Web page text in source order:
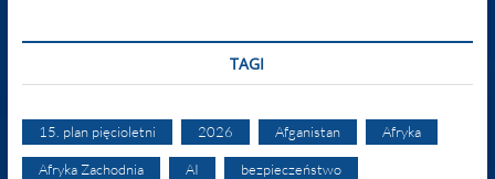
TAGI
15. plan pięcioletni 2026 Afganistan Afryka
Afryka Zachodnia AI bezpieczeństwo